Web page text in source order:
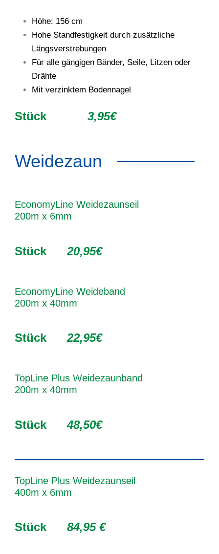
Höhe: 156 cm
Hohe Standfestigkeit durch zusätzliche
Längsverstrebungen
Für alle gängigen Bänder, Seile, Litzen oder
Drähte
Mit verzinktem Bodennagel
Stück 3,95€
Weidezaun
EconomyLine Weidezaunseil
200m x 6mm
Stück 20,95€
EconomyLine Weideband
200m x 40mm
Stück 22,95€
TopLine Plus Weidezaunband
200m x 40mm
Stück 48,50€
TopLine Plus Weidezaunseil
400m x 6mm
Stück 84,95 €